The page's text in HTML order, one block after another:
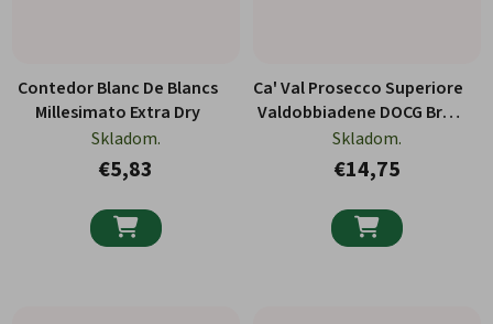
Contedor Blanc De Blancs
Millesimato Extra Dry
Skladom.
€5,83

Ca' Val Prosecco Superiore
Valdobbiadene DOCG Brut
750ml
Skladom.
€14,75
